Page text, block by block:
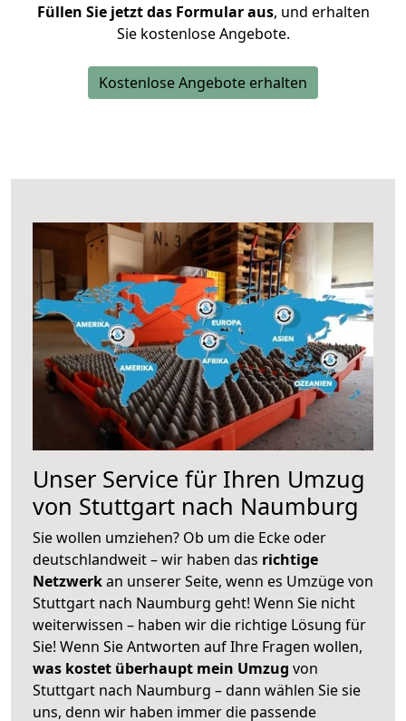
Füllen Sie jetzt das Formular aus, und erhalten
Sie kostenlose Angebote.
Kostenlose Angebote erhalten
Unser Service für Ihren Umzug
von Stuttgart nach Naumburg
Sie wollen umziehen? Ob um die Ecke oder
deutschlandweit – wir haben das richtige
Netzwerkan unserer Seite, wenn es Umzüge von
Stuttgart nach Naumburg geht! Wenn Sie nicht
weiterwissen – haben wir die richtige Lösung für
Sie! Wenn Sie Antworten auf Ihre Fragen wollen,
was kostet überhaupt mein Umzug von
Stuttgart nach Naumburg – dann wählen Sie sie
uns, denn wir haben immer die passende